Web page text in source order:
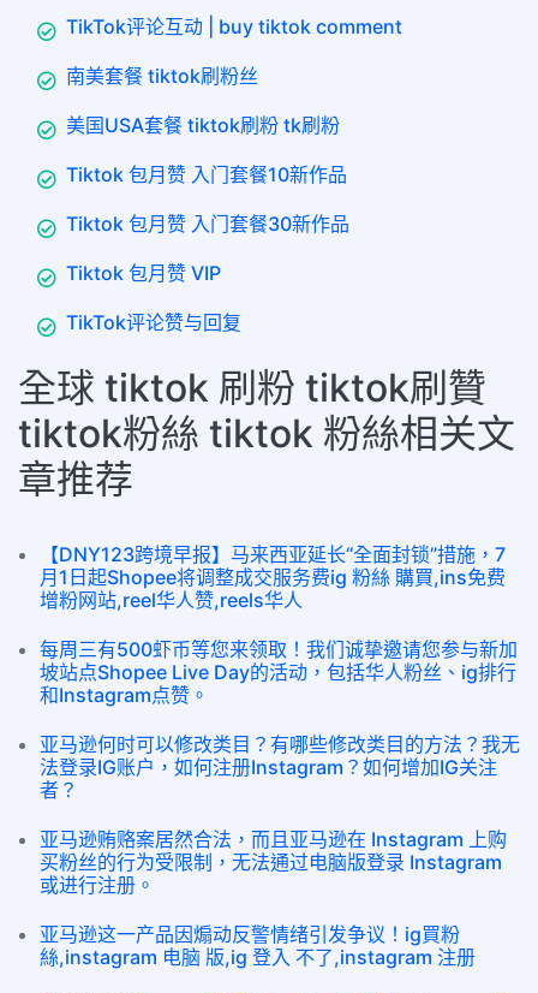
TikTok评论互动 | buy tiktok comment
南美套餐 tiktok刷粉丝
美国USA套餐 tiktok刷粉 tk刷粉
Tiktok 包月赞 入门套餐10新作品
Tiktok 包月赞 入门套餐30新作品
Tiktok 包月赞 VIP
TikTok评论赞与回复
全球 tiktok 刷粉 tiktok刷贊
tiktok粉絲 tiktok 粉絲相关文
章推荐
【DNY123跨境早报】马来西亚延长“全面封锁”措施，7
月1日起Shopee将调整成交服务费ig 粉絲 購買,ins免费
增粉网站,reel华人赞,reels华人
每周三有500虾币等您来领取！我们诚挚邀请您参与新加
坡站点Shopee Live Day的活动，包括华人粉丝、ig排行
和Instagram点赞。
亚马逊何时可以修改类目？有哪些修改类目的方法？我无
法登录IG账户，如何注册Instagram？如何增加IG关注
者？
亚马逊贿赂案居然合法，而且亚马逊在 Instagram 上购
买粉丝的行为受限制，无法通过电脑版登录 Instagram
或进行注册。
亚马逊这一产品因煽动反警情绪引发争议！ig買粉
絲,instagram 电脑 版,ig 登入 不了,instagram 注册